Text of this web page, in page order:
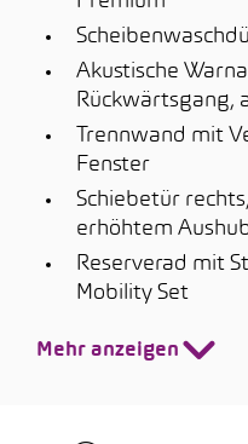
Akustische
Rückwärtsgang,
Trennwand mit
Fenster
Schiebetür
erhöhtem
Reserverad mit
Mobility Set
Mehr anzeigen